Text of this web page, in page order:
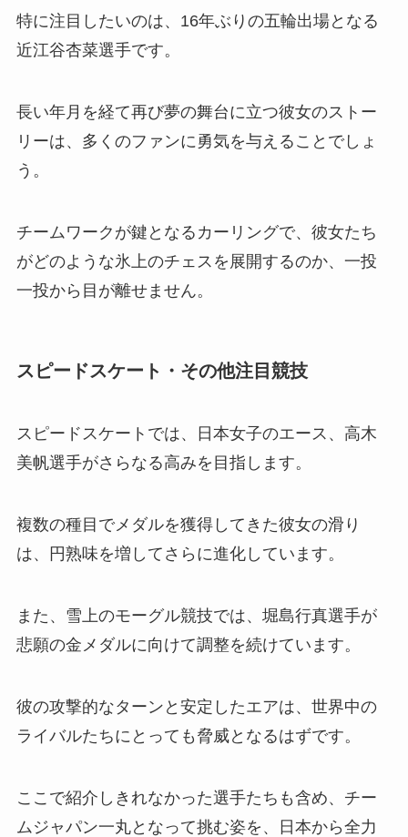
特に注目したいのは、16年ぶりの五輪出場となる
近江谷杏菜選手です。
長い年月を経て再び夢の舞台に立つ彼女のストー
リーは、多くのファンに勇気を与えることでしょ
う。
チームワークが鍵となるカーリングで、彼女たち
がどのような氷上のチェスを展開するのか、一投
一投から目が離せません。
スピードスケート・その他注目競技
スピードスケートでは、日本女子のエース、高木
美帆選手がさらなる高みを目指します。
複数の種目でメダルを獲得してきた彼女の滑り
は、円熟味を増してさらに進化しています。
また、雪上のモーグル競技では、堀島行真選手が
悲願の金メダルに向けて調整を続けています。
彼の攻撃的なターンと安定したエアは、世界中の
ライバルたちにとっても脅威となるはずです。
ここで紹介しきれなかった選手たちも含め、チー
ムジャパン一丸となって挑む姿を、日本から全力